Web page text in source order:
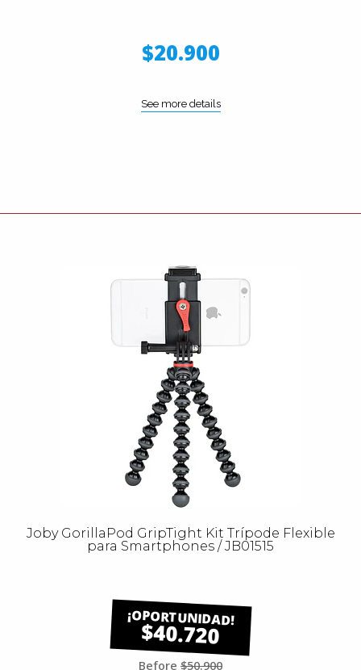
$20.900
See more details
Joby GorillaPod GripTight Kit Trípode Flexible
para Smartphones / JB01515
$40.720
Before $50.900